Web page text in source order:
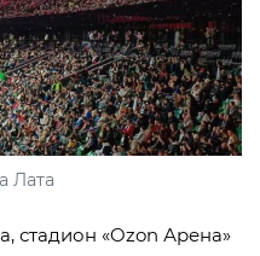
Лата
стадион «Ozon Арена»